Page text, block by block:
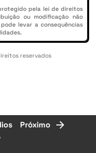
pela lei de direitos
ou modificação não
levar a consequências
reservados
Próximo